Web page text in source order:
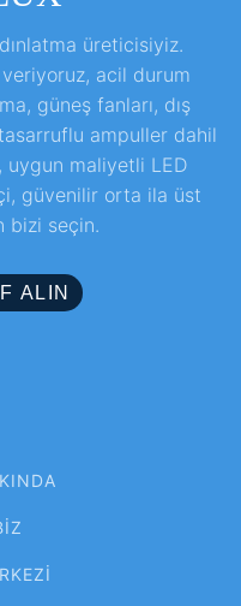
üreticisiyiz.
acil durum
güneş fanları, dış
ampuller dahil
uygun maliyetli LED
güvenilir orta ila üst
bizi seçin.
ALIN